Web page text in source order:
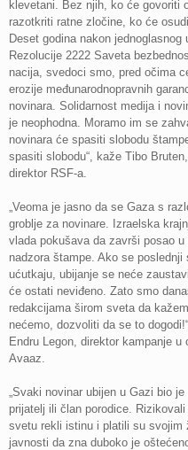
klevetani. Bez njih, ko će govoriti
razotkriti ratne zločine, ko će
Deset godina nakon jednoglasnog
Rezolucije 2222 Saveta
nacija, svedoci smo, pred očima
erozije međunarodnopravnih
novinara. Solidarnost medija i
je neophodna. Moramo im se
novinara će spasiti slobodu
spasiti slobodu“, kaže Tibo
direktor RSF-a.
„Veoma je jasno da se Gaza s
groblje za novinare. Izraelska
vlada pokušava da završi posao u
nadzora štampe. Ako se poslednji
ućutkaju, ubijanje se neće
će ostati neviđeno. Zato smo
redakcijama širom sveta da
nećemo, dozvoliti da se to
Endru Legon, direktor kampanje u
Avaaz.
„Svaki novinar ubijen u Gazi bio
prijatelj ili član porodice.
svetu rekli istinu i platili su svojim
javnosti da zna duboko je